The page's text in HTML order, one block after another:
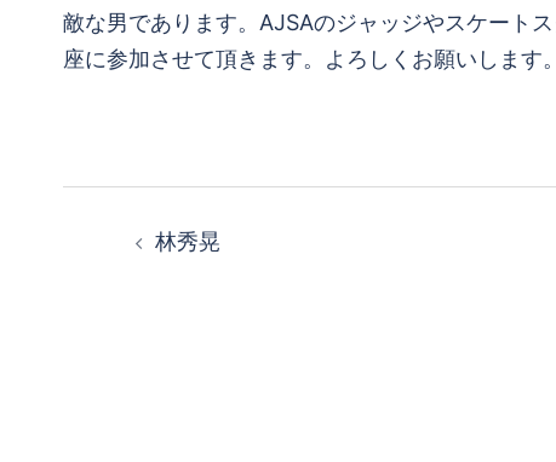
敵な男であります。AJSAのジャッジやスケート
座に参加させて頂きます。よろしくお願いします。
林秀晃